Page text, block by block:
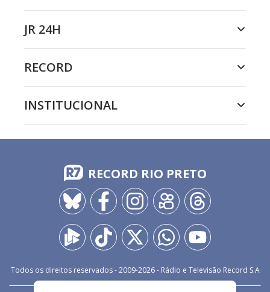
JR 24H
RECORD
INSTITUCIONAL
RECORD RIO PRETO
Todos os direitos reservados - 2009-2026- Rádio e Televisão Record S.A